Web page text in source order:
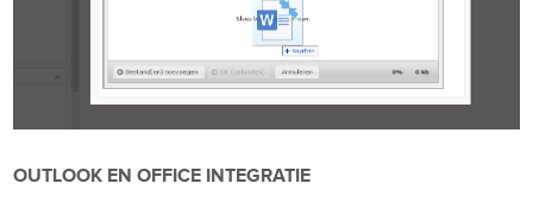
OUTLOOK EN OFFICE INTEGRATIE